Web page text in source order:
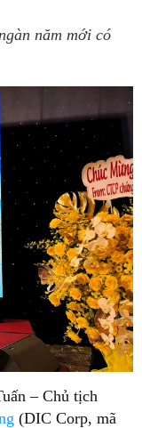
năm mới có
– Chủ tịch
(DIC Corp, mã